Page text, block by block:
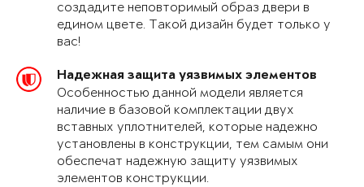
создадите неповторимый образ двери в
едином цвете. Такой дизайн будет только у
вас!
Надежная защита уязвимых элементов
Особенностью данной модели является
наличие в базовой комплектации двух
вставных уплотнителей, которые надежно
установлены в конструкции, тем самым они
обеспечат надежную защиту уязвимых
элементов конструкции.